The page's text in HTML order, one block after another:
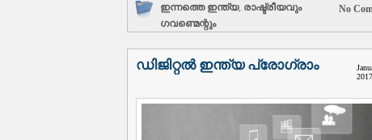
ഇന്നത്തെ ഇന്ത്യ, രാഷ്ട്രീയവും
ഗവണ്മെന്റും
No
ഡിജിറ്റൽ ഇന്ത്യ പ്രോഗ്രാം
2017